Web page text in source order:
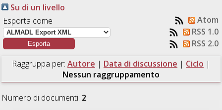
Su di un livello
Esporta come
Atom
RSS 1.0
RSS 2.0
Raggruppa per: Autore | Data di discussione | Ciclo |
Nessun raggruppamento
Numero di documenti: 2.